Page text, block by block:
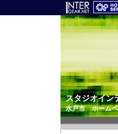
スタジオイン
水戸市 ホームペ